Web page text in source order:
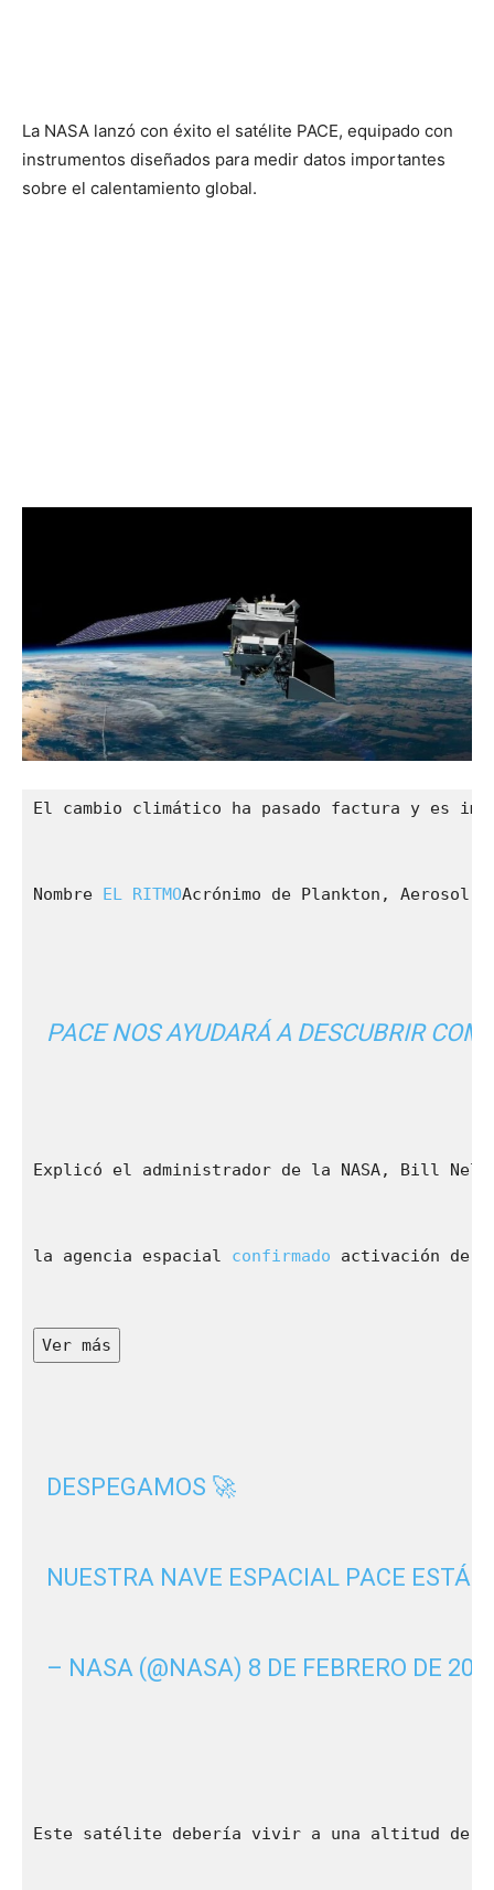
La NASA lanzó con éxito el satélite PACE, equipado con
instrumentos diseñados para medir datos importantes
sobre el calentamiento global.
El cambio climático ha pasado factura y es
Nombre EL RITMOAcrónimo de Plankton, Aerosol,
PACE NOS AYUDARÁ A DESCUBRIR
Explicó el administrador de la NASA, Bill
la agencia espacial confirmado activación de
Ver más
DESPEGAMOS 🚀
NUESTRA NAVE ESPACIAL PACE ESTÁ
– NASA (@NASA) 8 DE FEBRERO DE
Este satélite debería vivir a una altitud de